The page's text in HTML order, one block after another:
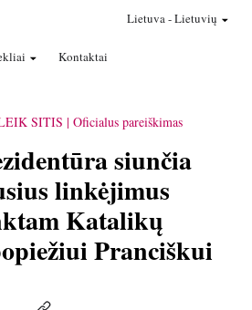
Kontaktai
Lietuva-Lietuvių
SITIS Oficialus pareiškimas
siunčia
linkėjimus
Katalikų
Pranciškui